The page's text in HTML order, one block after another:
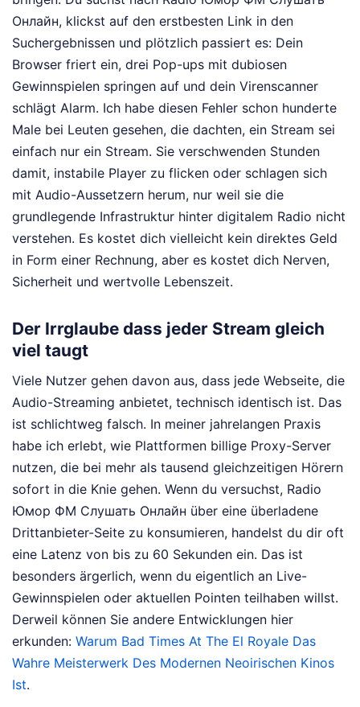
Онлайн, klickst auf den erstbesten Link in den
Suchergebnissen und plötzlich passiert es: Dein
Browser friert ein, drei Pop-ups mit dubiosen
Gewinnspielen springen auf und dein Virenscanner
schlägt Alarm. Ich habe diesen Fehler schon hunderte
Male bei Leuten gesehen, die dachten, ein Stream sei
einfach nur ein Stream. Sie verschwenden Stunden
damit, instabile Player zu flicken oder schlagen sich
mit Audio-Aussetzern herum, nur weil sie die
grundlegende Infrastruktur hinter digitalem Radio nicht
verstehen. Es kostet dich vielleicht kein direktes Geld
in Form einer Rechnung, aber es kostet dich Nerven,
Sicherheit und wertvolle Lebenszeit.
Der Irrglaube dass jeder Stream gleich
viel taugt
Viele Nutzer gehen davon aus, dass jede Webseite, die
Audio-Streaming anbietet, technisch identisch ist. Das
ist schlichtweg falsch. In meiner jahrelangen Praxis
habe ich erlebt, wie Plattformen billige Proxy-Server
nutzen, die bei mehr als tausend gleichzeitigen Hörern
sofort in die Knie gehen. Wenn du versuchst, Radio
Юмор ФМ Слушать Онлайн über eine überladene
Drittanbieter-Seite zu konsumieren, handelst du dir oft
eine Latenz von bis zu 60 Sekunden ein. Das ist
besonders ärgerlich, wenn du eigentlich an Live-
Gewinnspielen oder aktuellen Pointen teilhaben willst.
Derweil können Sie andere Entwicklungen hier
erkunden: Warum Bad Times At The El Royale Das
Wahre Meisterwerk Des Modernen Neoirischen Kinos
Ist.